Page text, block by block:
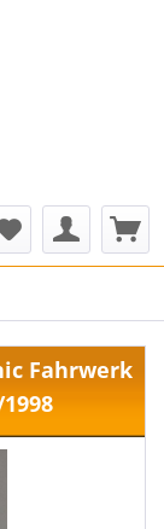
Fahrwerk